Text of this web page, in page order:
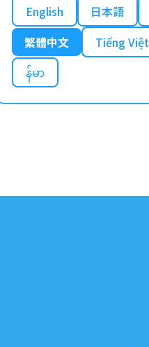
English 日本語
繁體中文
Tiếng Việt
န်မာ